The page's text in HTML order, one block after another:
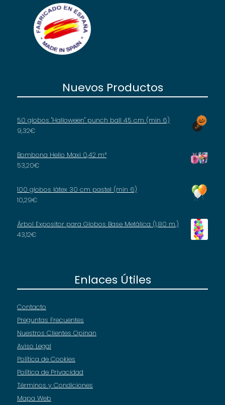
Nuevos Productos
50 globos "Halloween" punch ball 45 cm (min 6)
9,32€
Bombona Helio Maxi 0,42 m³
53,20€
100 globos látex 30 cm pastel (min 6)
10,29€
Árbol Expositor para Globos Base Metálica (1,80 m.)
43,12€
Enlaces Útiles
Contacto
Preguntas Frecuentes
Nuestros Clientes Opinan
Aviso Legal
Política de Cookies
Política de Privacidad
Términos y Condiciones
Mapa Web